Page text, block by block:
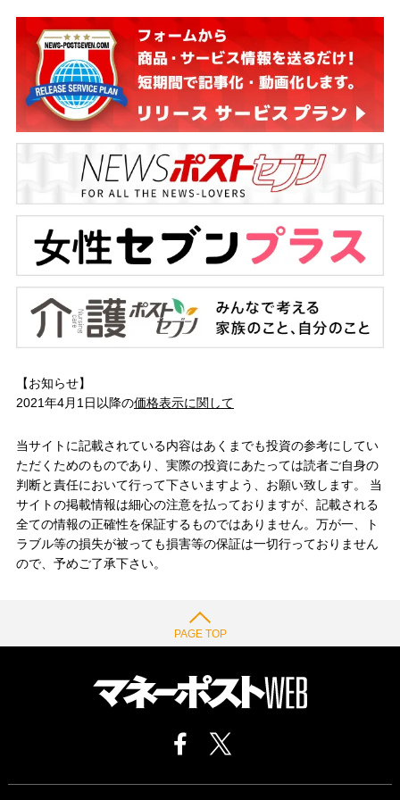
【お知らせ】
2021年4月1日以降の価格表示に関して
当サイトに記載されている内容はあくまでも投資の参考にしてい
ただくためのものであり、実際の投資にあたっては読者ご自身の
判断と責任において行って下さいますよう、お願い致します。 当
サイトの掲載情報は細心の注意を払っておりますが、記載される
全ての情報の正確性を保証するものではありません。万が一、ト
ラブル等の損失が被っても損害等の保証は一切行っておりません
ので、予めご了承下さい。
PAGE TOP